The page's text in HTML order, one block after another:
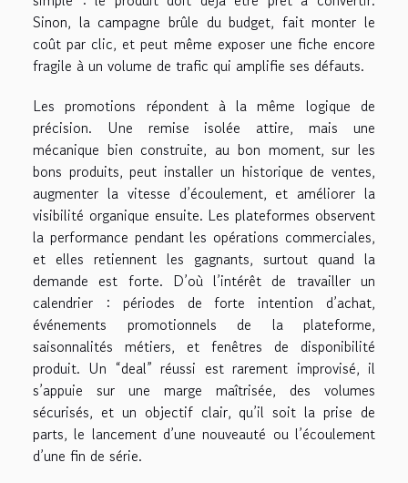
Sinon, la campagne brûle du budget, fait monter le
coût par clic, et peut même exposer une fiche encore
fragile à un volume de trafic qui amplifie ses défauts.
Les promotions répondent à la même logique de
précision. Une remise isolée attire, mais une
mécanique bien construite, au bon moment, sur les
bons produits, peut installer un historique de ventes,
augmenter la vitesse d’écoulement, et améliorer la
visibilité organique ensuite. Les plateformes observent
la performance pendant les opérations commerciales,
et elles retiennent les gagnants, surtout quand la
demande est forte. D’où l’intérêt de travailler un
calendrier : périodes de forte intention d’achat,
événements promotionnels de la plateforme,
saisonnalités métiers, et fenêtres de disponibilité
produit. Un “deal” réussi est rarement improvisé, il
s’appuie sur une marge maîtrisée, des volumes
sécurisés, et un objectif clair, qu’il soit la prise de
parts, le lancement d’une nouveauté ou l’écoulement
d’une fin de série.